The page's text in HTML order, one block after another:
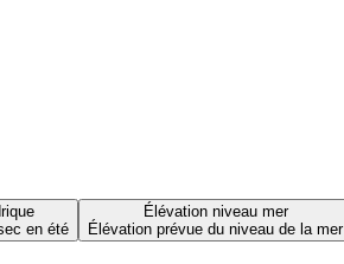
en été
Élévation niveau mer
Élévation prévue du niveau de la mer